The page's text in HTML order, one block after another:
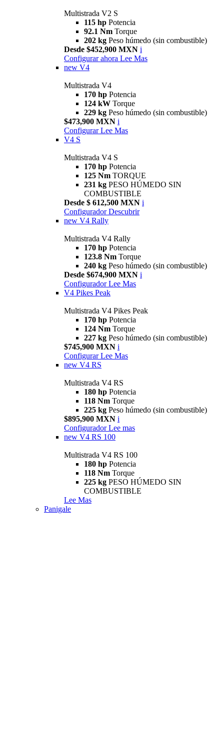
Multistrada V2 S
115 hp Potencia
92.1 Nm Torque
202 kg Peso húmedo (sin combustible)
Desde $452,900 MXN i
Configurar ahora Lee Mas
new V4
Multistrada V4
170 hp Potencia
124 kW Torque
229 kg Peso húmedo (sin combustible)
$473,900 MXN i
Configurar Lee Mas
V4 S
Multistrada V4 S
170 hp Potencia
125 Nm TORQUE
231 kg PESO HÚMEDO SIN
COMBUSTIBLE
Desde $ 612,500 MXN i
Configurador Descubrir
new V4 Rally
Multistrada V4 Rally
170 hp Potencia
123.8 Nm Torque
240 kg Peso húmedo (sin combustible)
Desde $674,900 MXN i
Configurador Lee Mas
V4 Pikes Peak
Multistrada V4 Pikes Peak
170 hp Potencia
124 Nm Torque
227 kg Peso húmedo (sin combustible)
$745,900 MXN i
Configurar Lee Mas
new V4 RS
Multistrada V4 RS
180 hp Potencia
118 Nm Torque
225 kg Peso húmedo (sin combustible)
$895,900 MXN i
Configurador Lee mas
new V4 RS 100
Multistrada V4 RS 100
180 hp Potencia
118 Nm Torque
225 kg PESO HÚMEDO SIN
COMBUSTIBLE
Lee Mas
Panigale